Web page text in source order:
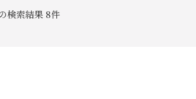
検索結果 8件